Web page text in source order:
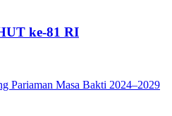
ke-81 RI